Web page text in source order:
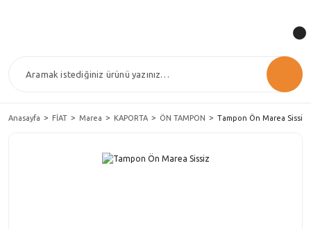
Anasayfa FİAT Marea KAPORTA ÖN TAMPON Tampon Ön Marea Sissiz